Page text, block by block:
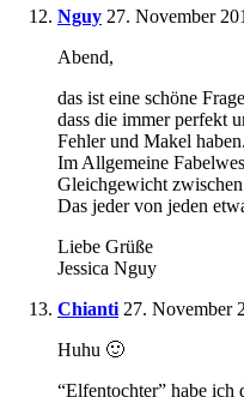
Nguy 27. November
Abend,
das ist eine schöne
dass die immer perfekt
Fehler und Makel haben.
Im Allgemeine
Gleichgewicht
Das jeder von jeden
Liebe Grüße
Jessica Nguy
Chianti 27. November
Huhu 🙂
“Elfentochter” habe ich